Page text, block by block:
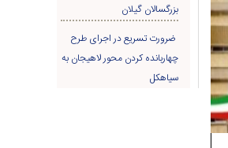
بزرگسالان گیلان
ضرورت تسریع در اجرای طرح
چهاربانده کردن محور لاهیجان به
سیاهکل